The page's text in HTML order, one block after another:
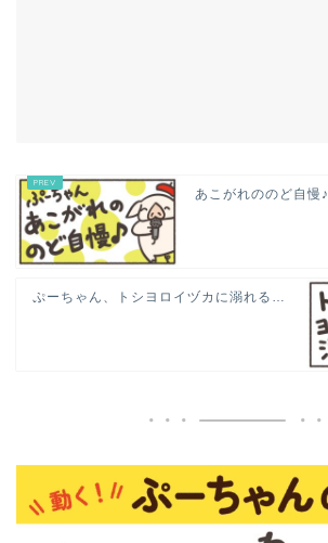
あこがれののど自慢♪
ぷーちゃん、トシヨロイヅカに溺れる…